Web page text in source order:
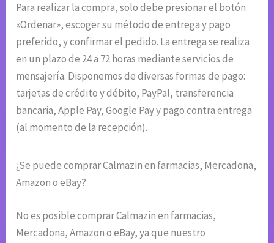
Para realizar la compra, solo debe presionar el botón
«Ordenar», escoger su método de entrega y pago
preferido, y confirmar el pedido. La entrega se realiza
en un plazo de 24 a 72 horas mediante servicios de
mensajería. Disponemos de diversas formas de pago:
tarjetas de crédito y débito, PayPal, transferencia
bancaria, Apple Pay, Google Pay y pago contra entrega
(al momento de la recepción).
¿Se puede comprar Calmazin en farmacias, Mercadona,
Amazon o eBay?
No es posible comprar Calmazin en farmacias,
Mercadona, Amazon o eBay, ya que nuestro